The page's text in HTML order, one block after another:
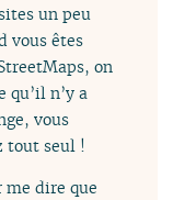
un peu
vous êtes
on
qu’il n’y a
vous
tout seul !
me dire que